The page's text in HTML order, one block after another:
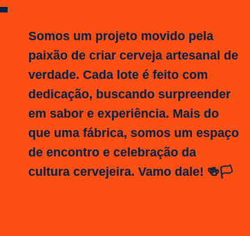
Somos um projeto movido pela
paixão de criar cerveja artesanal de
verdade. Cada lote é feito com
dedicação, buscando surpreender
em sabor e experiência. Mais do
que uma fábrica, somos um espaço
de encontro e celebração da
cultura cervejeira. Vamo dale! 🍻🏳️